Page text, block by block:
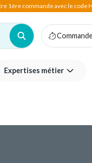
1ère commande avec le code
Expertises métier